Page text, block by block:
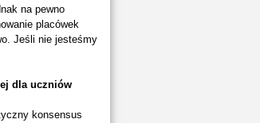
na pewno
placówek
Jeśli nie jesteśmy
dla uczniów
konsensus